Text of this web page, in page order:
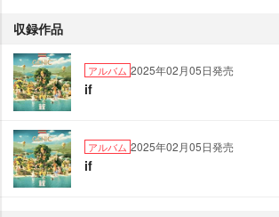
収録作品
アルバム 2025年02月05日発売
if
アルバム 2025年02月05日発売
if